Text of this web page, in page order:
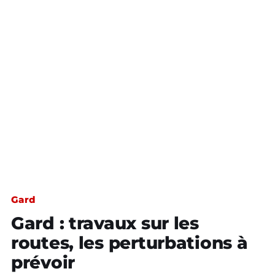
Gard
Gard : travaux sur les
routes, les perturbations à
prévoir